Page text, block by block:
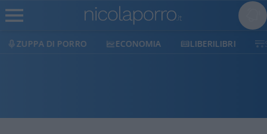
ZUPPA DI PORRO ECONOMIA LIBERILIBRI